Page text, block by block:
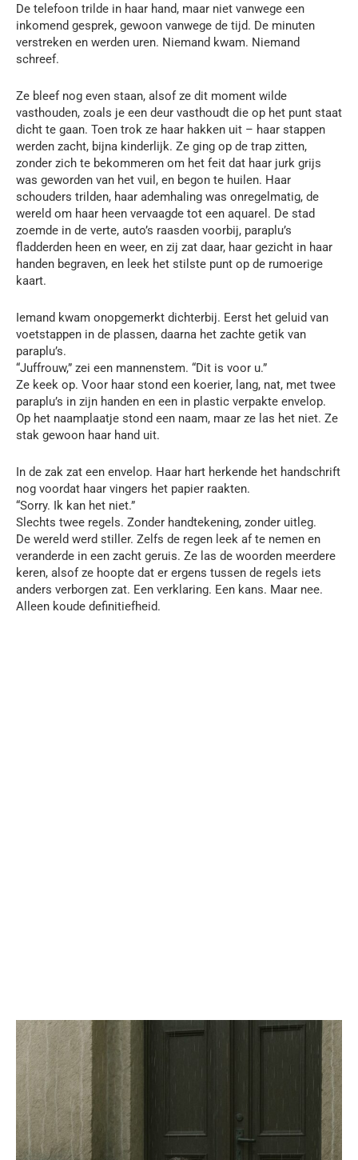
De telefoon trilde in haar hand, maar niet vanwege een
inkomend gesprek, gewoon vanwege de tijd. De minuten
verstreken en werden uren. Niemand kwam. Niemand
schreef.
Ze bleef nog even staan, alsof ze dit moment wilde
vasthouden, zoals je een deur vasthoudt die op het punt staat
dicht te gaan. Toen trok ze haar hakken uit – haar stappen
werden zacht, bijna kinderlijk. Ze ging op de trap zitten,
zonder zich te bekommeren om het feit dat haar jurk grijs
was geworden van het vuil, en begon te huilen. Haar
schouders trilden, haar ademhaling was onregelmatig, de
wereld om haar heen vervaagde tot een aquarel. De stad
zoemde in de verte, auto’s raasden voorbij, paraplu’s
fladderden heen en weer, en zij zat daar, haar gezicht in haar
handen begraven, en leek het stilste punt op de rumoerige
kaart.
Iemand kwam onopgemerkt dichterbij. Eerst het geluid van
voetstappen in de plassen, daarna het zachte getik van
paraplu’s.
“Juffrouw,” zei een mannenstem. “Dit is voor u.”
Ze keek op. Voor haar stond een koerier, lang, nat, met twee
paraplu’s in zijn handen en een in plastic verpakte envelop.
Op het naamplaatje stond een naam, maar ze las het niet. Ze
stak gewoon haar hand uit.
In de zak zat een envelop. Haar hart herkende het handschrift
nog voordat haar vingers het papier raakten.
“Sorry. Ik kan het niet.”
Slechts twee regels. Zonder handtekening, zonder uitleg.
De wereld werd stiller. Zelfs de regen leek af te nemen en
veranderde in een zacht geruis. Ze las de woorden meerdere
keren, alsof ze hoopte dat er ergens tussen de regels iets
anders verborgen zat. Een verklaring. Een kans. Maar nee.
Alleen koude definitiefheid.